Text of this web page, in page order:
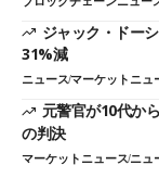
ジャック・ドー
31%減
ニュースマーケットニュ
元警官が10代か
の判決
マーケットニュースニュ